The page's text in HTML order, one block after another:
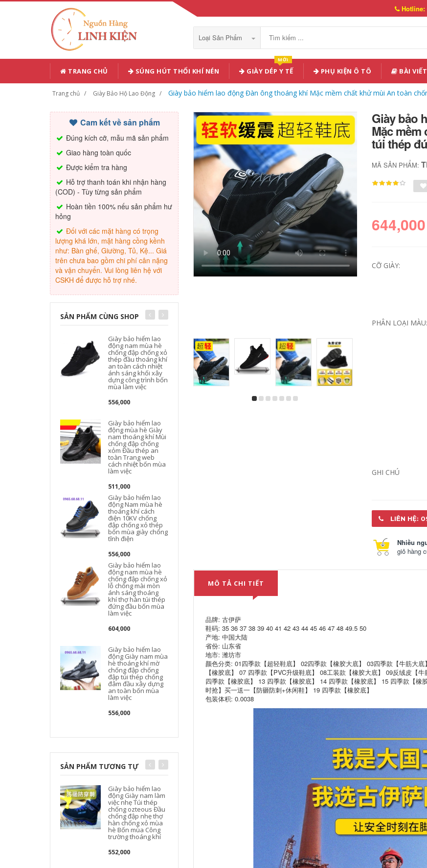
Hotline:
Loại Sản Phẩm
TRANG CHỦ SÚNG HÚT THỔI KHÍ NÉN GIÀY DÉP Y TẾ
MỚI
PHỤ KIỆN Ô TÔ BÀI VIẾT
Trang chủ Giày Bảo Hộ Lao Động Giày bảo hiểm lao động Đàn ông thoáng khí Mặc mềm chất khử mùi An toàn
Cam kết về sản phẩm
Đúng kích cỡ, mẫu mã sản phẩm
Giao hàng toàn quốc
Được kiểm tra hàng
Hỗ trợ thanh toán khi nhận hàng
(COD) - Tùy từng sản phẩm
Hoàn tiền 100% nếu sản phẩm hư
hỏng
Đối với các mặt hàng có trọng
lượng khá lớn, mặt hàng cồng kềnh
như: Bàn ghế, Giường, Tủ, Kệ... Giá
trên chưa bao gồm chi phí cân nặng
và vận chuyển. Vui lòng liên hệ với
CSKH để được hỗ trợ nhé.
SẢN PHẨM CÙNG SHOP
Giày bảo hiểm lao
động nam mùa hè
chống đập chống xỏ
thép đầu thoáng khí
an toàn cách nhiệt
ánh sáng khối xây
dựng công trình bốn
mùa làm việc
556,000
Giày bảo hiểm lao
động mùa hè Giày
nam thoáng khí Mùi
chống đập chống
xỏm Đầu thép an
toàn Trang web
cách nhiệt bốn mùa
làm việc
511,000
Giày bảo hiểm lao
động Nam mùa hè
thoáng khí cách
điện 10KV chống
đập chống xỏ thép
bốn mùa giày chống
tĩnh điện
556,000
Giày bảo hiểm lao
động nam mùa hè
chống đập chống xỏ
lỗ chống mài mòn
ánh sáng thoáng
khí thợ hàn túi thép
đứng đầu bốn mùa
làm việc
604,000
Giày bảo hiểm lao
động Giày nam mùa
hè thoáng khí mờ
chống đập chống
đập túi thép chống
đâm đầu xây dựng
an toàn bốn mùa
làm việc
556,000
Giày bảo hiểm lao
động nam mùa hè
thoáng khí á mùi
chống đập túi thép
chống đâm đầu an
toàn chống mài
mòn bốn mùa làm
việc
Giày bảo hiểm lao
động Giày nam mùa
hè chống mờ chống
thủng thép túi cách
Giày nữ
507,000
Giày bảo hiểm lao
động Giày nam mùa
hè thoáng khí
chống đập chống xỏ
túi thép đầu ánh
sáng á mùi trang
web an toàn bốn
mùa giày làm việc
Giày bảo hiểm lao
động nam mùa hè
thoáng khí đầu thép
chống đâm thủng
cách nhiệt ánh sáng
an ninh xây dựng
bốn mùa giày làm
việc
web cách nhiệt giày
động nam mùa hè
thoáng khí đầu thép
chống đâm thủng
trang web giày công
604,000
web cách nhiệt Giày
công sở
Giày cao cổ nam
mùa hè thoáng khí
đầu thép chống đập
qua bốn mùa siêu
SẢN PHẨM TƯƠNG TỰ
Giày bảo hiểm lao
động Giày nam làm
việc nhẹ Túi thép
chống ozteous Đầu
chống đập nhẹ thợ
hàn chống xỏ mùa
hè Bốn mùa Công
trường thoáng khí
552,000
mạt, túi thép chống
Giày bảo hiểm lao
động Đàn ông và túi
thép Đầu thoáng khí
Chống đập chống
đâm thủng Mặc một
khung công việc Mùi
xây dựng Trang
web thợ hàn điện cũ
Giày bảo
Mặc
túi thép
MÃ SẢN PHẨM:
CỠ GIÀY:
PHÂN LOẠI MÀU:
GHI CHÚ
LIÊN HỆ:
Nhiều
giỏ hàng
MÔ TẢ CHI TIẾT
品牌: 古伊萨
鞋码: 35 36 37 38 39 40 41 42 43 44 45 46 47 48 49.5 50
产地: 中国大陆
省份: 山东省
地市: 潍坊市
颜色分类: 01四季款【超轻鞋底】 02四季款【橡胶大底】 03四季款【牛筋大
【橡胶底】 07 四季款【PVC升级鞋底】 08工装款【橡胶大底】 09反绒皮【
四季款【橡胶底】 13 四季款【橡胶底】 14 四季款【橡胶底】 15 四季款【
时抢】买一送一【防砸防刺+休闲鞋】 19 四季款【橡胶底】
包装体积: 0.0038